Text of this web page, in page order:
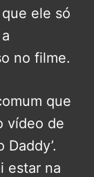
ele só
no filme.
que
vídeo de
Daddy’.
estar na